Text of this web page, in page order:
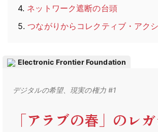
4. ネットワーク遮断の台頭
5. つながりからコレクティブ・アク
Electronic Frontier Foundation
デジタルの希望、現実の権力 #1
「アラブの春」のレ